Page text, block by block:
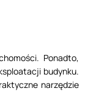
Ponadto,
budynku.
narzędzie